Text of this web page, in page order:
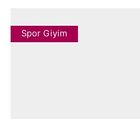
Spor Giyim